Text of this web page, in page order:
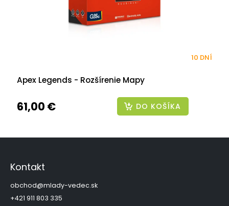
Apex Legends - Rozšírenie Mapy
10 DNÍ
61,00 € DO KOŠÍKA
Kontakt
obchod@mlady-vedec.sk
+421 911 803 335